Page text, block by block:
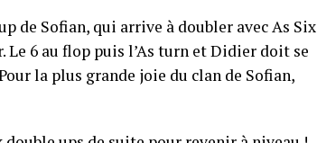
de Sofian, qui arrive à doubler avec As Six
6 au flop puis l’As turn et Didier doit se
la plus grande joie du clan de Sofian,